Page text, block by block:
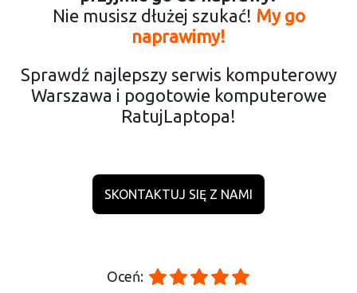
Nie musisz dłużej szukać! My go
naprawimy!
Sprawdź najlepszy serwis komputerowy
Warszawa i pogotowie komputerowe
RatujLaptopa!
SKONTAKTUJ SIĘ Z NAMI
Oceń: